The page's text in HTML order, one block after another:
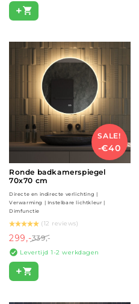
+
SALE!
-€40
Ronde badkamerspiegel
70x70 cm
Directe en indirecte verlichting |
Verwarming | Instelbare lichtkleur |
Dimfunctie
(12 reviews)
299,-339,-
Levertijd 1-2 werkdagen
+